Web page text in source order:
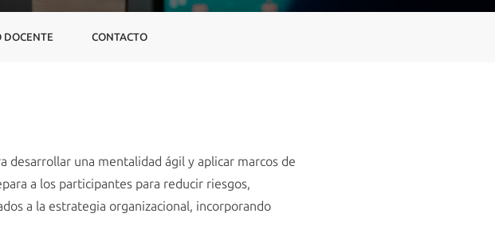
DOCENTE CONTACTO
desarrollar una mentalidad ágil y aplicar marcos de
a los participantes para reducir riesgos,
a la estrategia organizacional, incorporando